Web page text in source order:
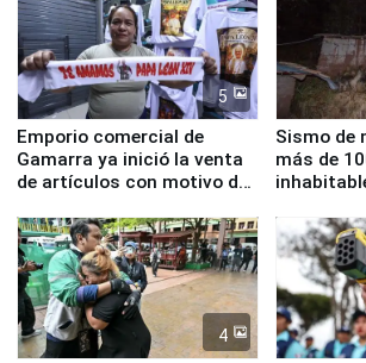
5
Emporio comercial de
Gamarra ya inició la venta
de artículos con motivo de
Sismo de
más de
4